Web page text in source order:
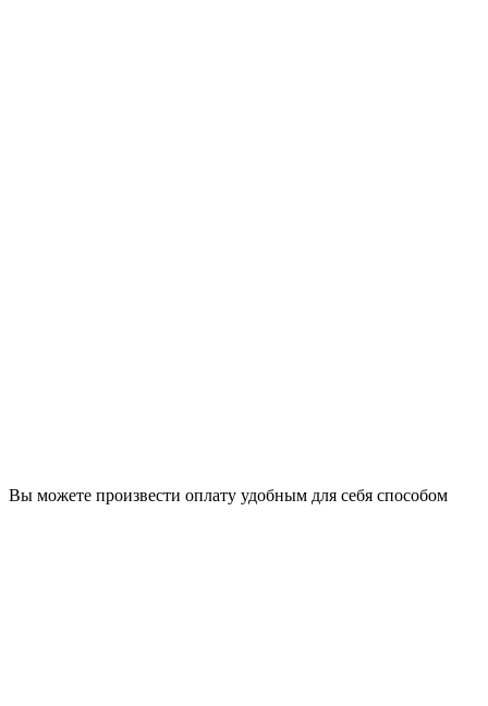
Вы можете произвести оплату удобным для себя способом